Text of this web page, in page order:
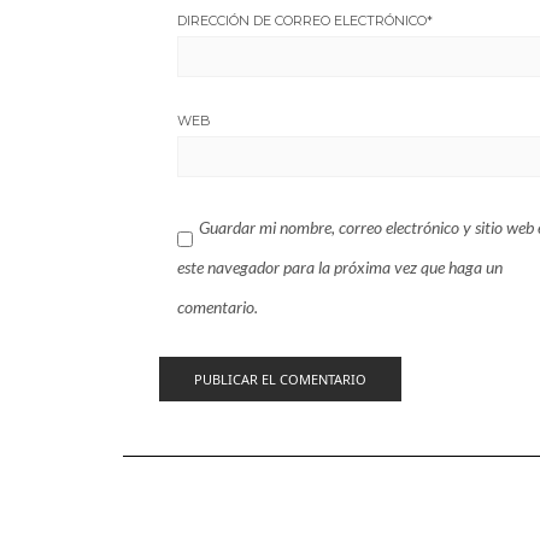
DIRECCIÓN DE CORREO ELECTRÓNICO*
WEB
Guardar mi nombre, correo electrónico y sitio web
este navegador para la próxima vez que haga un
comentario.